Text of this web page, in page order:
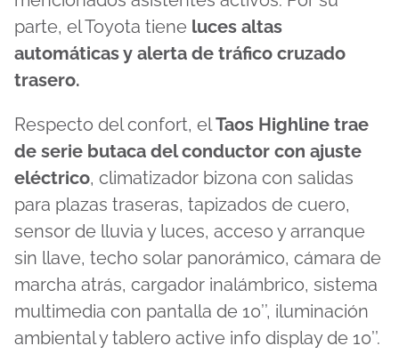
parte, el Toyota tiene luces altas
automáticas y alerta de tráfico cruzado
trasero.
Respecto del confort, elTaos Highline trae
de serie butaca del conductor con ajuste
eléctrico, climatizador bizona con salidas
para plazas traseras, tapizados de cuero,
sensor de lluvia y luces, acceso y arranque
sin llave, techo solar panorámico, cámara de
marcha atrás, cargador inalámbrico, sistema
multimedia con pantalla de 10’’, iluminación
ambiental y tablero active info display de 10’’.